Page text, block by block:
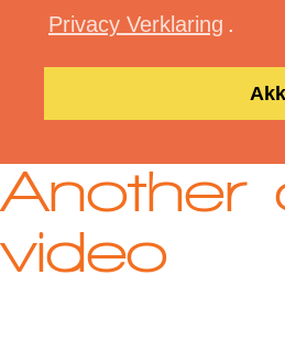
Privacy Verklaring .
Another
video